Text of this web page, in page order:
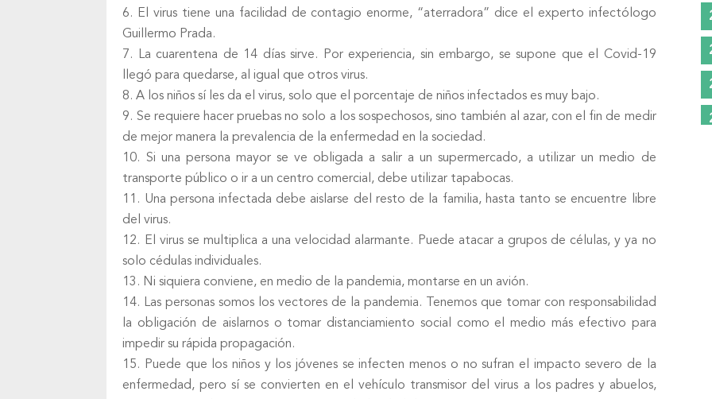
El virus tiene una facilidad de contagio enorme, “aterradora” dice el experto infectólogo
Guillermo Prada.
La cuarentena de 14 días sirve. Por experiencia, sin embargo, se supone que el Covid-19
llegó para quedarse, al igual que otros virus.
A los niños sí les da el virus, solo que el porcentaje de niños infectados es muy bajo.
Se requiere hacer pruebas no solo a los sospechosos, sino también al azar, con el fin de medir
de mejor manera la prevalencia de la enfermedad en la sociedad.
Si una persona mayor se ve obligada a salir a un supermercado, a utilizar un medio de
transporte público o ir a un centro comercial, debe utilizar tapabocas.
Una persona infectada debe aislarse del resto de la familia, hasta tanto se encuentre libre
del virus.
El virus se multiplica a una velocidad alarmante. Puede atacar a grupos de células, y ya no
solo cédulas individuales.
Ni siquiera conviene, en medio de la pandemia, montarse en un avión.
Las personas somos los vectores de la pandemia. Tenemos que tomar con responsabilidad
la obligación de aislarnos o tomar distanciamiento social como el medio más efectivo para
impedir su rápida propagación.
Puede que los niños y los jóvenes se infecten menos o no sufran el impacto severo de la
enfermedad, pero sí se convierten en el vehículo transmisor del virus a los padres y abuelos,